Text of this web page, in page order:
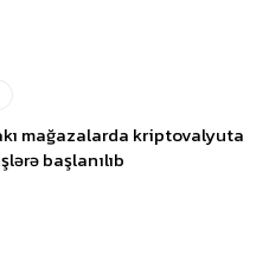
mağazalarda kriptovalyuta
başlanılıb